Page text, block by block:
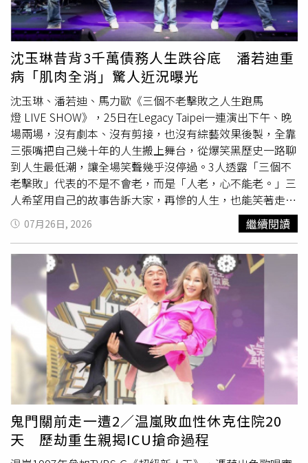
灣綜藝代表節目之一。改版後，《超級大熱門》將升級為周
末兩小時大型綜藝秀，內容除了保留招牌單元外，也將擴展
至「說、學、逗、唱」等多元表演形式，更加入吳宗憲最擅
長的歌廳秀元素，強化舞台效果與觀眾互動。吳宗憲對節目
收視更展現十足信心，直言：「只要我想做六日，我是唯一
一統天下的人！」認為自己面對節目轉型早已駕輕就熟。
Lulu、陳漢典因《綜藝大熱門》結緣，在節目中多次上演婚
禮橋段，沒想到戲裡演到戲外成真。（圖／侯世駿攝）值得
一提的是，《超級大熱門》也將見證Lulu與陳漢典婚後首次
以夫妻身分共同主持大型綜藝節目。兩人因《綜藝大熱門》
結緣，在節目中多次上演婚禮橋段，沒想到戲裡演到戲外成
真，於2025年9月驚喜宣布結婚，並在同年10月20日完成登
記，2026年1月25日於台北文華東方酒店補辦婚宴。當時兩
人同步發文還幽默寫下：「這次不是《大熱門》的企劃，我
們是真的要結婚了！」成為演藝圈佳話。Lulu出席公益活動
被問新節目開錄時程相當低調。（圖／侯世駿攝）《綜藝大
熱門》停播後，如今夫妻倆將攜手回歸主持《超級大熱
門》，不僅延續節目情感，更將以全新身份擦出不同火花，
也成為節目一大亮點。不過上周Lulu出席公益活動被問節目
節目開錄時程則相當低調，僅表示：「我也還在等，應該會
錄，現在還在喬期。」保密工作相當到位。此外，婚後Lulu
演藝事業更是持續攀升，目前手握《完全娛樂》、虛擬偶像
音樂選秀節目《VPOP ASIA》，再加上即將開播的《超級大
熱門》，穩坐「綜藝小天后」地位，主持版圖持續擴大。
沈玉琳昔背3千萬債務人生跌谷底 潘若迪重
病「肌肉全消」驚人近況曝光
沈玉琳、潘若迪、馬力歐《三個不老擊敗之人生跑馬
燈 LIVE SHOW》，25日在Legacy Taipei一連演出下午、晚
場兩場，沒有劇本、沒有剪接，也沒有綜藝效果後製，全靠
三張嘴把自己幾十年的人生搬上舞台，從爆笑黑歷史一路聊
到人生最低潮，讓全場笑聲幾乎沒停過。3人透露「三個不
老擊敗」代表的不是不會老，而是「人老，心不能老。」三
人希望用自己的故事告訴大家，再慘的人生，也能笑著走過
去。沈玉琳笑說，這次演出的靈感其實受到住院時看了村上
春樹的《海邊的卡夫卡》影響，希望透過一場又一場的人生
故事，陪大家一起回頭看看自己的跑馬燈。最猛的當然還是
沈玉琳，一開口就是猛料連發。他自爆年輕時在攝影棚抽
菸，不小心把菸頭掉到女Dancer頭上，因為對方噴了大量
髮膠，頭髮瞬間燒起來，「整個人變麥可傑克森！」讓全場
笑到並軌。他也坦言，當時差點因此被公司開除，最後乾脆
自告奮勇轉做新節目編劇，沒想到一路做到王牌製作人，人
生因此大逆轉。聊到演藝圈往事，馬力歐也加碼爆料，自己
以前根本不會開車，卻曾經讓綜藝天王吳宗憲當司機，中間
還載去買宵夜，笑說那是遇到「人生最大咖的司機」。潘若
迪也沒打算放過老搭檔，直接認證多年都市傳說，「沈玉琳
在沙發上挫屎是真的」，一句話讓全場笑到停不下來。沈玉
琳當場哭笑不得，還作勢要動手，力道大到潘若迪差點演不
下去，兩人你來我往，完全就是熟朋友互虧的日常。笑歸
07月26日, 2026 繼續閱讀
鬼門關前走一遭2／温嵐敗血性休克住院20
天 歷劫重生親揭ICU搶命過程